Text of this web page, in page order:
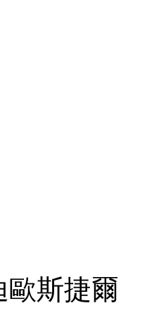
歐斯捷爾